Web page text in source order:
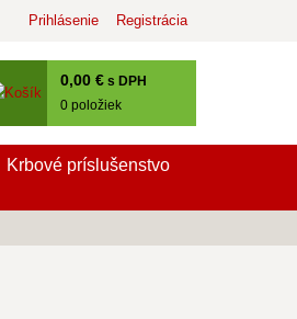
0,00 € s DPH
0 položiek
Prihlásenie Registrácia
Krbové príslušenstvo